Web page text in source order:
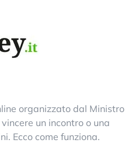
organizzato dal Ministro
un incontro o una
Ecco come funziona.